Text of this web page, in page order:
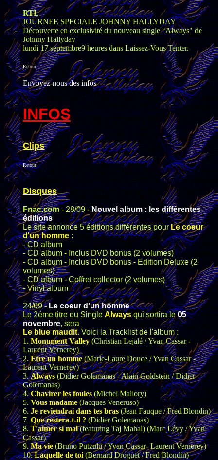
RTL
JOURNEE SPECIALE JOHNNY HALLYDAY
Découverte en exclusivité du nouveau single "Always" de
Johnny Hallyday
lundi 17 septembre9 heures dans Laissez-Vous Tenter.
Retour
Envoyez-nous des infos
INFOS
Clips
Retour
Disques
Fnac.com- 28/09 -Nouvel album : les différentes
éditions
Le site annonce 5 éditions différentes pourLe coeur
d'un homme:
- CD album
- CD album - Inclus DVD bonus (2 volumes)
- CD album - Inclus DVD bonus - Edition Deluxe (2
volumes)
- CD album - Coffret collector (2 volumes)
- Vinyl album
24/09 -Le coeur d'un homme
Le 2éme titre du SingleAlwaysqui sortira le05
novembre,sera
Le blue maudit. Voici la Tracklist de l'album :
1.Monument Valley(Christian Lejalé / Yvan Cassar -
Laurent Vernerey)
2.Etre un homme(Marie-Laure Douce / Yvan Cassar -
Laurent Vernerey)
3.Always(Didier Golemanas - Alain Goldstein / Didier
Golemanas)
4.Chavirer les foules(Michel Mallory)
5.Vous madame(Jacques Veneruso)
6.Je reviendrai dans tes bras(Jean Fauque / Fred Blondin)
7.Que restera-t-il ?(Didier Golemanas)
8.T'aimer si mal(featuring Taj Mahal) (Marc Lévy / Yvan
Cassar)
9.Ma vie(Bruno Putzulu / Yvan Cassar- Laurent Vernerey)
10.Laquelle de toi (Bernard Droguet / Fred Blondin)